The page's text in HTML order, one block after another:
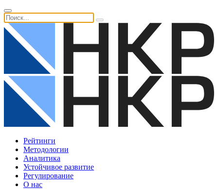
Рейтинги
Методологии
Аналитика
Устойчивое развитие
Регулирование
О нас